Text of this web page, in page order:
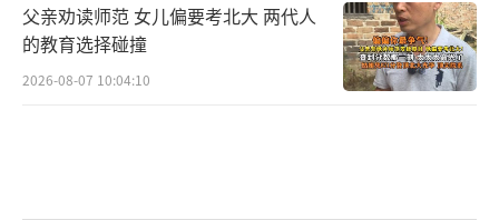
父亲劝读师范 女儿偏要考北大 两代人
的教育选择碰撞
2026-08-07 10:04:10